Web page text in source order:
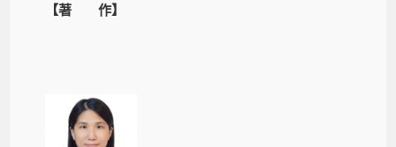
【著 作】